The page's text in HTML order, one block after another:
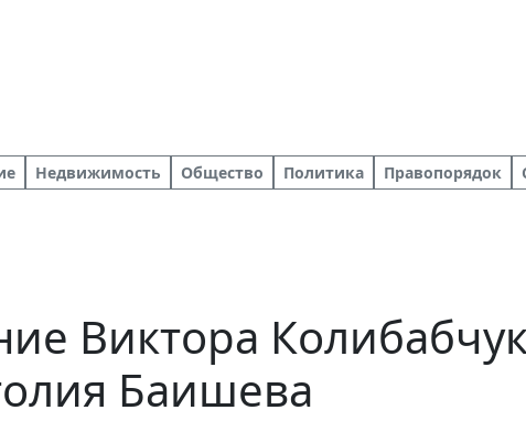
Недвижимость Общество Политика Правопорядок
Виктора
Баишева